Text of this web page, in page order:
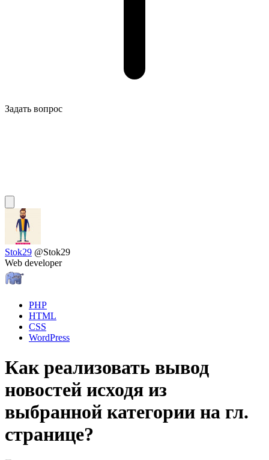
Задать вопрос
Stok29 @Stok29
Web developer
PHP
HTML
CSS
WordPress
Как реализовать вывод
новостей исходя из
выбранной категории на гл.
странице?